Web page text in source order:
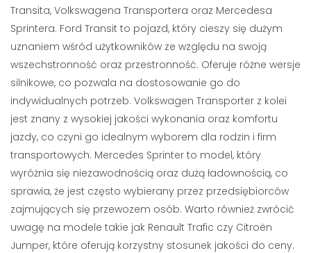
Transita, Volkswagena Transportera oraz Mercedesa
Sprintera. Ford Transit to pojazd, który cieszy się dużym
uznaniem wśród użytkowników ze względu na swoją
wszechstronność oraz przestronność. Oferuje różne wersje
silnikowe, co pozwala na dostosowanie go do
indywidualnych potrzeb. Volkswagen Transporter z kolei
jest znany z wysokiej jakości wykonania oraz komfortu
jazdy, co czyni go idealnym wyborem dla rodzin i firm
transportowych. Mercedes Sprinter to model, który
wyróżnia się niezawodnością oraz dużą ładownością, co
sprawia, że jest często wybierany przez przedsiębiorców
zajmujących się przewozem osób. Warto również zwrócić
uwagę na modele takie jak Renault Trafic czy Citroën
Jumper, które oferują korzystny stosunek jakości do ceny.